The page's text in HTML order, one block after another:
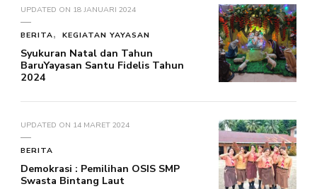
UPDATED ON 18 JANUARI 2024
BERITA KEGIATAN YAYASAN
Syukuran Natal dan Tahun
BaruYayasan Santu Fidelis Tahun
2024
UPDATED ON 14 MARET 2024
BERITA
Demokrasi : Pemilihan OSIS SMP
Swasta Bintang Laut